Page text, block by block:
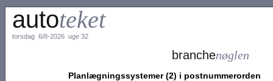
autoteket
torsdag 6/8-2026 uge 32
branchenøglen
Planlægningssystemer (2) i postnummerorden